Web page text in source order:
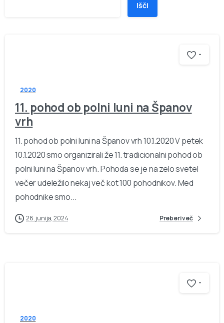
Išči
-
2020
11. pohod ob polni luni na Španov
vrh
11. pohod ob polni luni na Španov vrh 10.1.2020 V petek
10.1.2020 smo organizirali že 11. tradicionalni pohod ob
polni luni na Španov vrh. Pohoda se je na zelo svetel
večer udeležilo nekaj več kot 100 pohodnikov. Med
pohodnike smo...
26. junija, 2024 Preberi več
-
2020